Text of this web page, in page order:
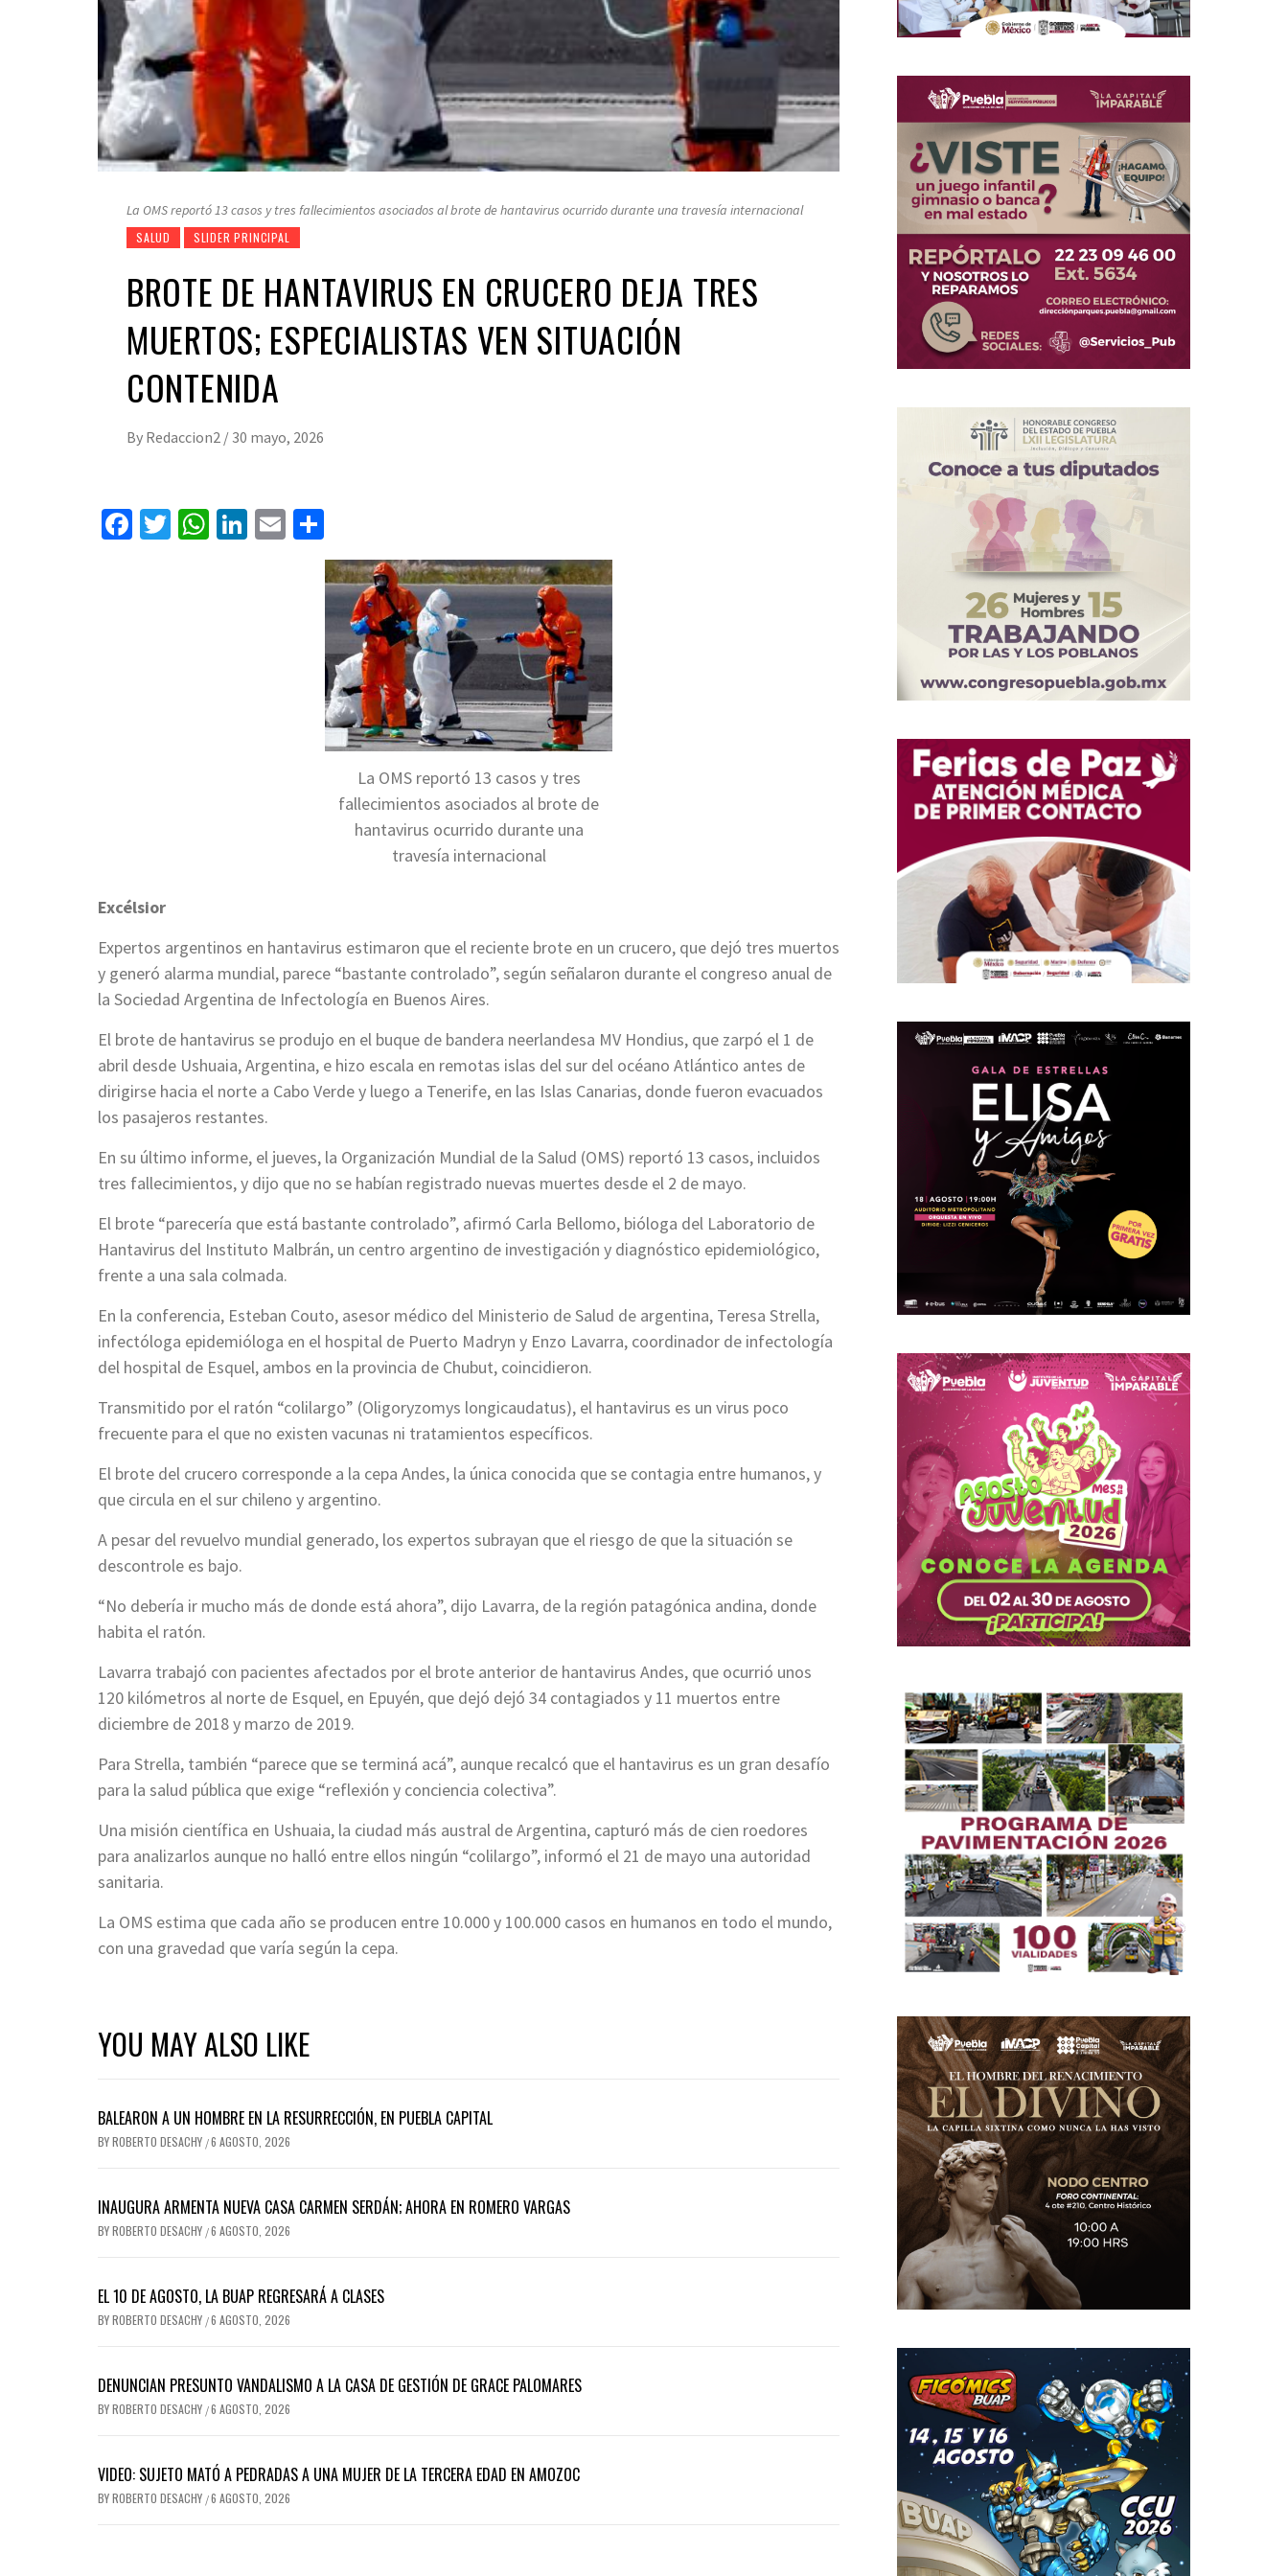
La OMS reportó 13 casos y tres fallecimientos asociados al brote de hantavirus ocurrido durante una travesía internacional
SALUD SLIDER PRINCIPAL
BROTE DE HANTAVIRUS EN CRUCERO DEJA TRES
MUERTOS; ESPECIALISTAS VEN SITUACIÓN
CONTENIDA
By Redaccion2 / 30 mayo, 2026
Facebook
Twitter
WhatsApp
LinkedIn
Email
La OMS reportó 13 casos y tres
fallecimientos asociados al brote de
hantavirus ocurrido durante una
travesía internacional
Excélsior
Expertos argentinos en hantavirus estimaron que el reciente brote en un crucero, que dejó tres muertos
y generó alarma mundial, parece “bastante controlado”, según señalaron durante el congreso anual de
la Sociedad Argentina de Infectología en Buenos Aires.
El brote de hantavirus se produjo en el buque de bandera neerlandesa MV Hondius, que zarpó el 1 de
abril desde Ushuaia, Argentina, e hizo escala en remotas islas del sur del océano Atlántico antes de
dirigirse hacia el norte a Cabo Verde y luego a Tenerife, en las Islas Canarias, donde fueron evacuados
los pasajeros restantes.
En su último informe, el jueves, la Organización Mundial de la Salud (OMS) reportó 13 casos, incluidos
tres fallecimientos, y dijo que no se habían registrado nuevas muertes desde el 2 de mayo.
El brote “parecería que está bastante controlado”, afirmó Carla Bellomo, bióloga del Laboratorio de
Hantavirus del Instituto Malbrán, un centro argentino de investigación y diagnóstico epidemiológico,
frente a una sala colmada.
En la conferencia, Esteban Couto, asesor médico del Ministerio de Salud de argentina, Teresa Strella,
infectóloga epidemióloga en el hospital de Puerto Madryn y Enzo Lavarra, coordinador de infectología
del hospital de Esquel, ambos en la provincia de Chubut, coincidieron.
Transmitido por el ratón “colilargo” (Oligoryzomys longicaudatus), el hantavirus es un virus poco
frecuente para el que no existen vacunas ni tratamientos específicos.
El brote del crucero corresponde a la cepa Andes, la única conocida que se contagia entre humanos, y
que circula en el sur chileno y argentino.
A pesar del revuelvo mundial generado, los expertos subrayan que el riesgo de que la situación se
descontrole es bajo.
“No debería ir mucho más de donde está ahora”, dijo Lavarra, de la región patagónica andina, donde
habita el ratón.
Lavarra trabajó con pacientes afectados por el brote anterior de hantavirus Andes, que ocurrió unos
120 kilómetros al norte de Esquel, en Epuyén, que dejó dejó 34 contagiados y 11 muertos entre
diciembre de 2018 y marzo de 2019.
Para Strella, también “parece que se terminá acá”, aunque recalcó que el hantavirus es un gran desafío
para la salud pública que exige “reflexión y conciencia colectiva”.
Una misión científica en Ushuaia, la ciudad más austral de Argentina, capturó más de cien roedores
para analizarlos aunque no halló entre ellos ningún “colilargo”, informó el 21 de mayo una autoridad
sanitaria.
La OMS estima que cada año se producen entre 10.000 y 100.000 casos en humanos en todo el mundo,
con una gravedad que varía según la cepa.
YOU MAY ALSO LIKE
BALEARON A UN HOMBRE EN LA RESURRECCIÓN, EN PUEBLA CAPITAL
BYROBERTO DESACHY /6 AGOSTO, 2026
INAUGURA ARMENTA NUEVA CASA CARMEN SERDÁN; AHORA EN ROMERO VARGAS
BYROBERTO DESACHY /6 AGOSTO, 2026
EL 10 DE AGOSTO, LA BUAP REGRESARÁ A CLASES
BYROBERTO DESACHY /6 AGOSTO, 2026
DENUNCIAN PRESUNTO VANDALISMO A LA CASA DE GESTIÓN DE GRACE PALOMARES
BYROBERTO DESACHY /6 AGOSTO, 2026
VIDEO: SUJETO MATÓ A PEDRADAS A UNA MUJER DE LA TERCERA EDAD EN AMOZOC
BYROBERTO DESACHY /6 AGOSTO, 2026